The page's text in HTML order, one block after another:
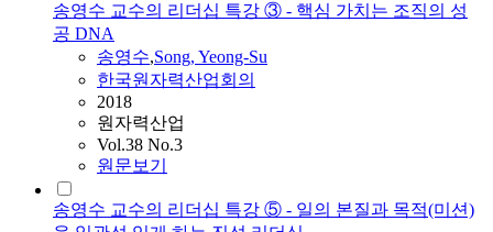
송영수 교수의 리더십 특강 ③ - 핵심 가치는 조직의 성
공 DNA
송영수,Song, Yeong-Su
한국원자력산업회의
2018
원자력산업
Vol.38 No.3
원문보기
송영수 교수의 리더십 특강 ⑤ - 일의 본질과 목적(미션)